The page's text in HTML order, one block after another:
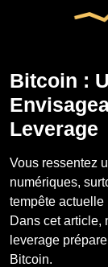
Bitcoin :
Leverage
Vous ressentez
numériques,
tempête actuelle
Dans cet article,
leverage
Bitcoin.